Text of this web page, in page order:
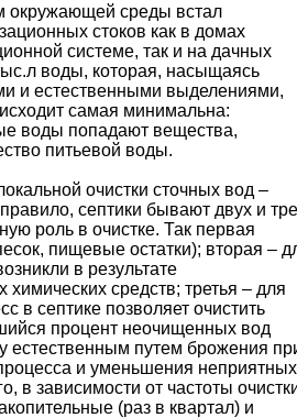
окружающей среды встал
стоков как в домах
системе, так и на дачных
воды, которая, насыщаясь
и естественными выделениями,
самая минимальна:
воды попадают вещества,
питьевой воды.
очистки сточных вод –
септики бывают двух и
роль в очистке. Так первая
пищевые остатки); вторая –
в результате
средств; третья – для
в септике позволяет очистить
процент неочищенных вод
естественным путем брожения
и уменьшения неприятных
в зависимости от частоты
(раз в квартал) и